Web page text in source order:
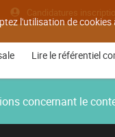
l'utilisation de
Candidatures
Lire le référentiel
concernant le